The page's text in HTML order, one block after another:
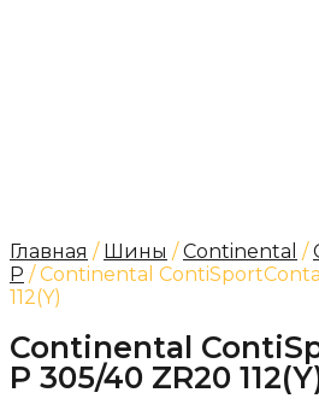
Главная / Шины /Continental /
P / Continental
112(Y)
Continental
P 305/40 ZR20